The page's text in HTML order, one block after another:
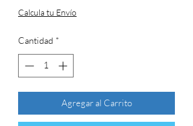
Calcula tu Envío
Cantidad *
Agregar al Carrito